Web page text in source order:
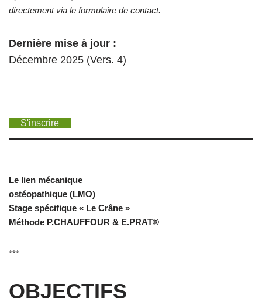
directement via le formulaire de contact.
Dernière mise à jour :
Décembre 2025 (Vers. 4)
S'inscrire
Le lien mécanique
ostéopathique (LMO)
Stage spécifique « Le Crâne »
Méthode P.CHAUFFOUR & E.PRAT®
***
OBJECTIFS